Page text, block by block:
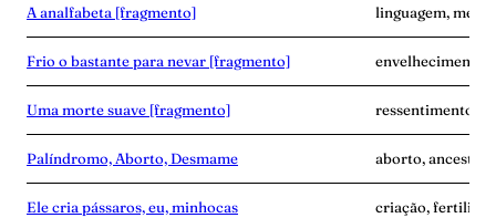
A analfabeta [fragmento] linguagem,
Frio o bastante para nevar [fragmento] envelhecimento,
Uma morte suave [fragmento] ressentimento,
Palíndromo, Aborto, Desmame aborto,
Ele cria pássaros, eu, minhocas criação,